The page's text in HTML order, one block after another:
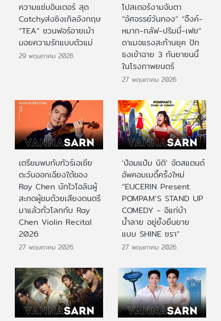
ความแซ่บอินเตอร์ สุด
Catchyส่งซิงเกิลอังกฤษ
“TEA” ชวนฟอร์อายเม้า
มอยความรักแบบตัวแม่
29 พฤษภาคม 2026
โปสเตอร์งามจับตา
“อัศจรรย์วันทอง” “อิ้งค์-
หมาก-กลัฟ-ปริมมี่-เฟย”
ดาเมจแรงสะท้านยุค ปัก
ธงเข้าฉาย 3 กันยายนนี้
ในโรงภาพยนตร์
27 พฤษภาคม 2026
เตรียมพบกับทัวร์เอเชีย
ตะวันออกเฉียงใต้ของ
Ray Chen นักไวโอลินผู้
สะกดผู้ชมด้วยเสียงดนตรี
มาแล้วทั่วโลกกับ Ray
Chen Violin Recital
2026
27 พฤษภาคม 2026
‘ป๋อมแป๋ม นิติ’ จัดสแตนด์
อัพคอมเมดี้ครั้งใหม่
“EUCERIN Present
POMPAM’S STAND UP
COMEDY - อิแก่บ้า
น้ำลาย อยู่ยั้งยืนยาย
แบบ SHINE ชรา”
27 พฤษภาคม 2026